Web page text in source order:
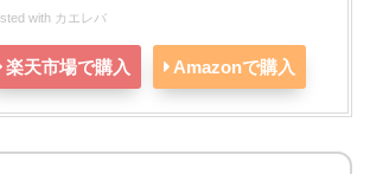
with カエレバ
楽天市場で購入 Amazonで購入